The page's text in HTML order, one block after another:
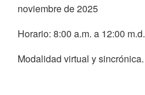
noviembre de 2025
Horario: 8:00 a.m. a 12:00 m.d.
Modalidad virtual y sincrónica.